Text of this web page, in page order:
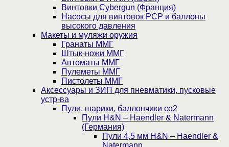
Винтовки Cybergun (Франция)
Насосы для винтовок PCP и баллоны
высокого давления
Макеты и муляжи оружия
Гранаты ММГ
Штык-ножи ММГ
Автоматы ММГ
Пулеметы ММГ
Пистолеты ММГ
Аксессуары и ЗИП для пневматики, пусковые
устр-ва
Пули, шарики, баллончики со2
Пули H&N – Haendler & Natermann
(Германия)
Пули 4,5 мм H&N – Haendler &